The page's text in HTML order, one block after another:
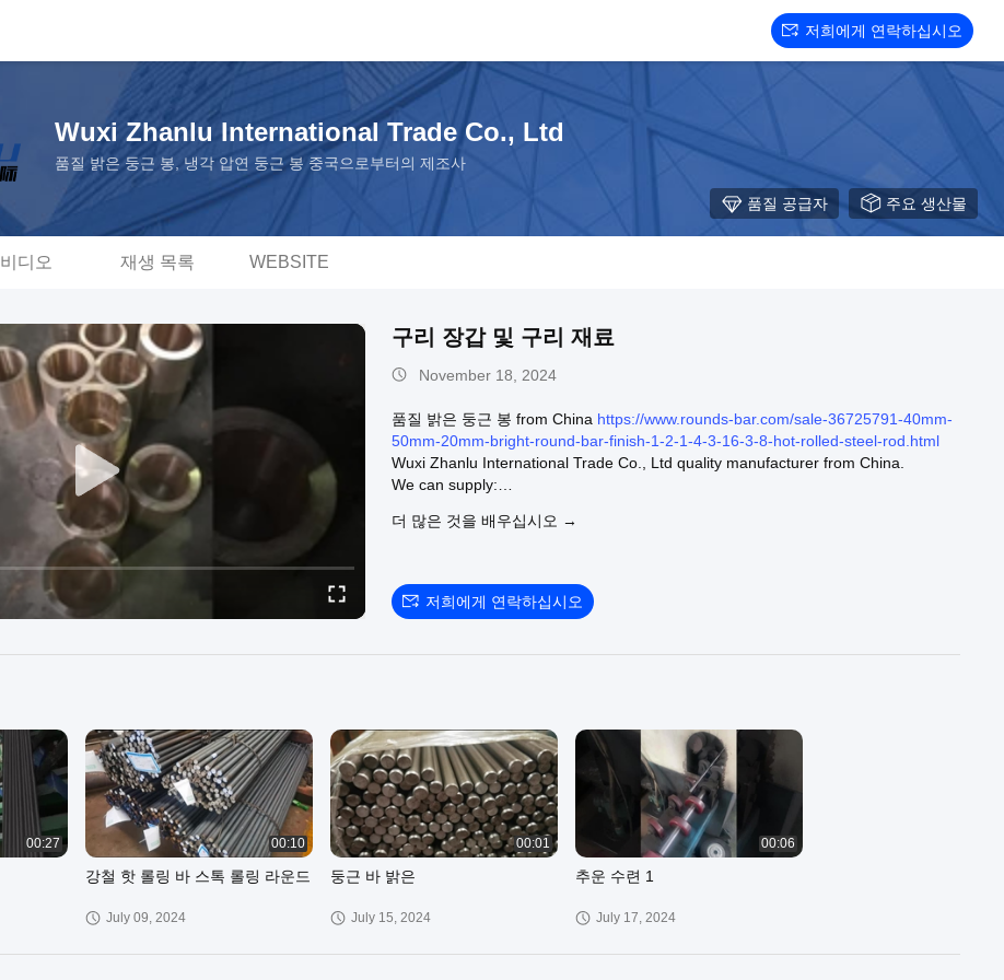
저희에게 연락하십시오
Wuxi Zhanlu International Trade Co., Ltd
품질 밝은 둥근 봉, 냉각 압연 둥근 봉 중국으로부터의 제조사
품질 공급자 주요 생산물
비디오 재생 목록 WEBSITE
구리 장갑 및 구리 재료
November 18, 2024
품질 밝은 둥근 봉 from China https://www.rounds-bar.com/sale-36725791-40mm-
50mm-20mm-bright-round-bar-finish-1-2-1-4-3-16-3-8-hot-rolled-steel-rod.html
Wuxi Zhanlu International Trade Co., Ltd quality manufacturer from China.
We can supply:
냉각 압연 둥근 봉 :https://www.rounds-bar.com/supplier-3679482-cold-drawn-
bar
Welcome to visit our official website :
더 많은 것을 배우십시오 →
저희에게 연락하십시오
00:27 00:10
강철 핫 롤링 바 스톡 롤링 라운드
July 09, 2024
00:01
둥근 바 밝은
July 15, 2024
00:06
추운 수련 1
July 17, 2024